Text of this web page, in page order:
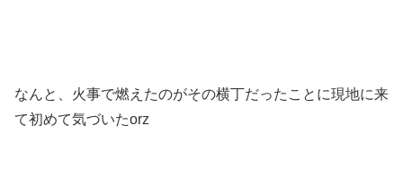
なんと、火事で燃えたのがその横丁だったことに現地に来
て初めて気づいたorz